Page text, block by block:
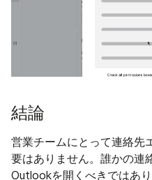
結論
営業チームにとって連絡先
要はありません。誰かの連
Outlookを開くべきではあ